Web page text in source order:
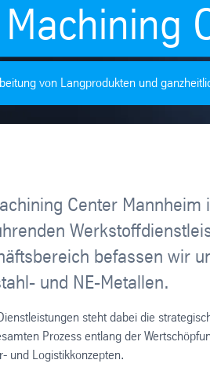
von Langprodukten und
Center
befassen wir
und NE-Metallen.
steht dabei die
Prozess entlang der
und Logistikkonzepten.